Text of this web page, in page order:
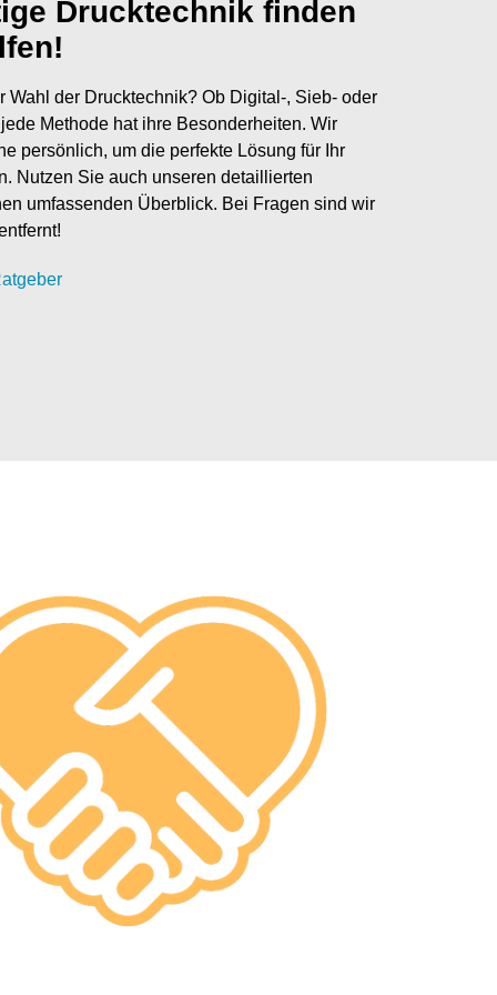
Drucktechnik finden
Wahl der Drucktechnik? Ob Digital-, Sieb- oder
Methode hat ihre Besonderheiten. Wir
persönlich, um die perfekte Lösung für Ihr
Nutzen Sie auch unseren detaillierten
umfassenden Überblick. Bei Fragen sind wir